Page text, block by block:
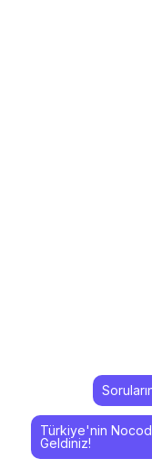
Türkiye'nin
Geldiniz!